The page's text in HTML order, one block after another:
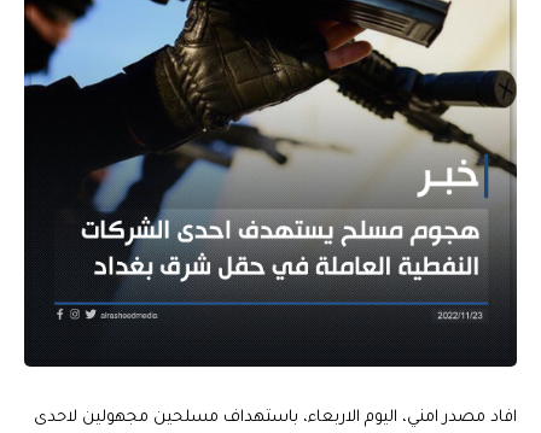
افاد مصدر امني، اليوم الاربعاء، باستهداف مسلحين مجهولين لاحدى